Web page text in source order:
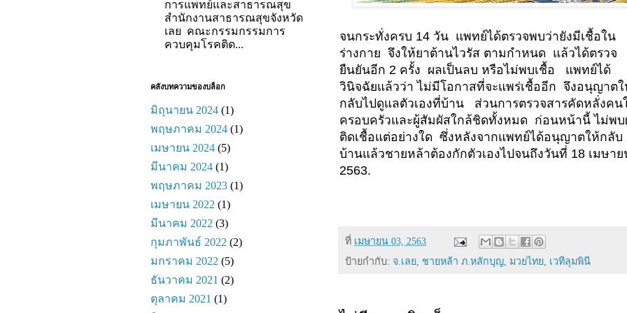
จนกระทั่งครบ 14 วัน แพทย์ได้ตรวจพบว่ายังมีเชื้อใน
ร่างกาย จึงให้ยาต้านไวรัส ตามกำหนด แล้วได้ตรวจ
ยืนยันอีก 2 ครั้ง ผลเป็นลบ หรือไม่พบเชื้อ
แพทย์ได้
วินิจฉัยแล้วว่า ไม่มีโอกาสที่จะแพร่เชื้ออีก จึงอนุญาตใ
กลับไปดูแลตัวเองที่บ้าน
ส่วนการตรวจสารคัดหลั่งคน
ครอบครัวและผู้สัมผัสใกล้ชิดทั้งหมด ก่อนหน้านี้ ไม่พบ
ติดเชื้อแต่อย่างใด ซึ่งหลังจากแพทย์ได้อนุญาตให้กลับ
บ้านแล้วชายหล้าต้องกักตัวเองไปจนถึงวันที่ 18 เมษาย
2563.
ที่ เมษายน 03, 2563
ป้ายกำกับ: จ.เลย, ชายหล้า ภ.หลักบุญ, มวยไทย, เวทีลุมพินี
การแพทย์และสาธารณสุข
สำนักงานสาธารณสุขจังหวัด
เลย คณะกรรมกรรมการ
ควบคุมโรคติด...
คลังบทความของบล็อก
มิถุนายน 2024 (1)
พฤษภาคม 2024 (1)
เมษายน 2024 (5)
มีนาคม 2024 (1)
พฤษภาคม 2023 (1)
เมษายน 2022 (1)
มีนาคม 2022 (3)
กุมภาพันธ์ 2022 (2)
มกราคม 2022 (5)
ธันวาคม 2021 (2)
ตุลาคม 2021 (1)